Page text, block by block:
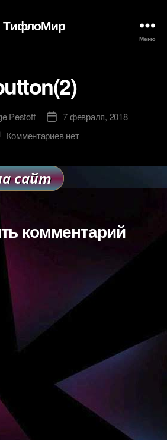
ТифлоМир
Меню
Pestoff
Дата7 февраля, 2018
Комментариевк
нет
комментарий